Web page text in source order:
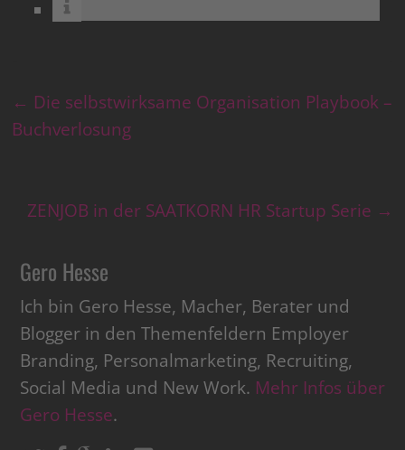
← Die selbstwirksame Organisation Playbook –
Buchverlosung
ZENJOB in der SAATKORN HR Startup Serie →
Gero Hesse
Ich bin Gero Hesse, Macher, Berater und
Blogger in den Themenfeldern Employer
Branding, Personalmarketing, Recruiting,
Social Media und New Work. Mehr Infos über
Gero Hesse.